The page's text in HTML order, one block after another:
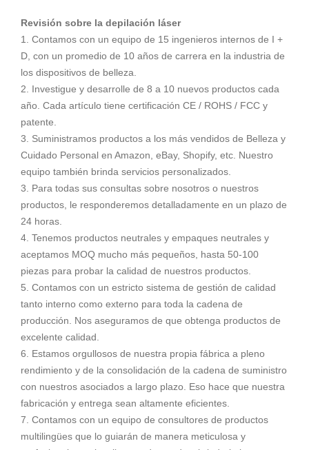
Revisión sobre la depilación láser
1. Contamos con un equipo de 15 ingenieros internos de I +
D, con un promedio de 10 años de carrera en la industria de
los dispositivos de belleza.
2. Investigue y desarrolle de 8 a 10 nuevos productos cada
año. Cada artículo tiene certificación CE / ROHS / FCC y
patente.
3. Suministramos productos a los más vendidos de Belleza y
Cuidado Personal en Amazon, eBay, Shopify, etc. Nuestro
equipo también brinda servicios personalizados.
3. Para todas sus consultas sobre nosotros o nuestros
productos, le responderemos detalladamente en un plazo de
24 horas.
4. Tenemos productos neutrales y empaques neutrales y
aceptamos MOQ mucho más pequeños, hasta 50-100
piezas para probar la calidad de nuestros productos.
5. Contamos con un estricto sistema de gestión de calidad
tanto interno como externo para toda la cadena de
producción. Nos aseguramos de que obtenga productos de
excelente calidad.
6. Estamos orgullosos de nuestra propia fábrica a pleno
rendimiento y de la consolidación de la cadena de suministro
con nuestros asociados a largo plazo. Eso hace que nuestra
fabricación y entrega sean altamente eficientes.
7. Contamos con un equipo de consultores de productos
multilingües que lo guiarán de manera meticulosa y